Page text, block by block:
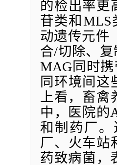
的检出率更
苷类和 MLS
动遗传元件
合/切除、复
MAG同时
同环境间这
上看，畜
中，医院的
和制药厂
厂、火车站
药致病菌，